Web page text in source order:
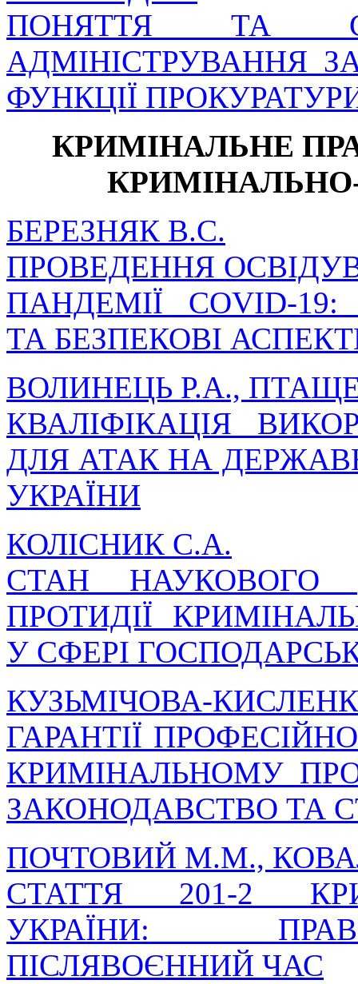
ПОНЯТТЯ ТА
АДМІНІСТРУВАННЯ
ФУНКЦІЇ
КРИМІНАЛЬНЕ
БЕРЕЗНЯК В.С.
ПРОВЕДЕННЯ
ПАНДЕМІЇ COVID-
ТА БЕЗПЕКОВІ
ВОЛИНЕЦЬ Р.А.,
КВАЛІФІКАЦІЯ
ДЛЯ АТАК НА
УКРАЇНИ
КОЛІСНИК С.А.
СТАН НАУКОВОГО
ПРОТИДІЇ
У СФЕРІ
КУЗЬМІЧОВА-
ГАРАНТІЇ
КРИМІНАЛЬНОМУ
ЗАКОНОДАВСТВО ТА
ПОЧТОВИЙ М.М.,
СТАТТЯ 201-2
УКРАЇНИ:
ПІСЛЯВОЄННИЙ ЧАС